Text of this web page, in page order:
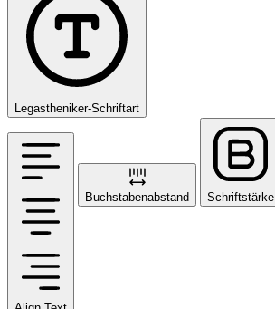
Legastheniker-Schriftart
Buchstabenabstand Schriftstärke